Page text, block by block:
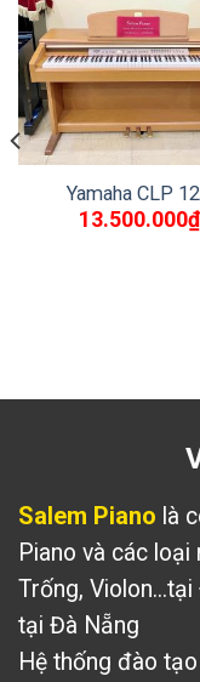
Yamaha CLP
13.500.000₫
Salem Piano là
Piano và các loại
Trống,
tại Đà Nẵng
Hệ thống đào